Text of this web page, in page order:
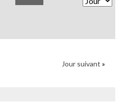
Views
Jour suivant »